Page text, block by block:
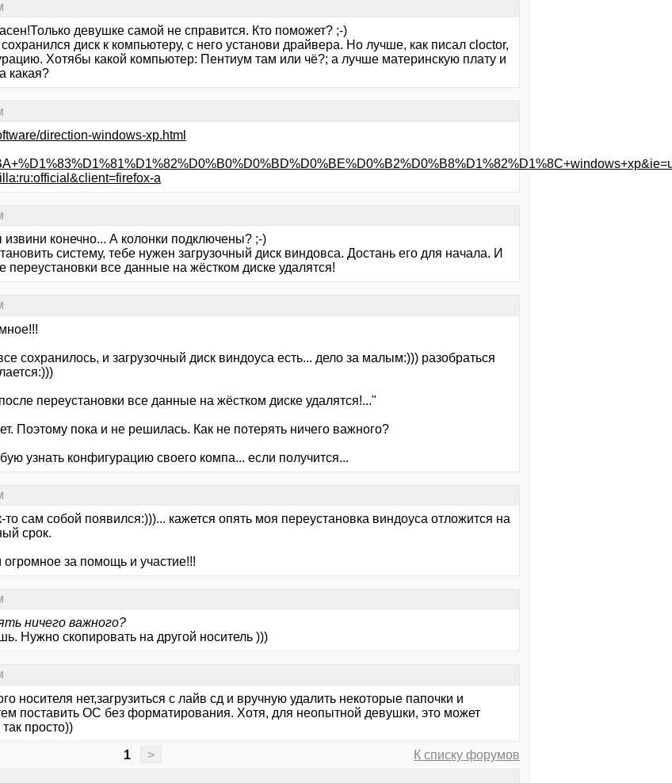
девушке самой не справится. Кто поможет? ;-)
диск к компьютеру, с него установи драйвера. Но лучше, как писал cloctor,
Хотябы какой компьютер: Пентиум там или чё?; а лучше материнскую плату и
какая?
direction-windows-xp.html
a
конечно... А колонки подключены? ;-)
систему, тебе нужен загрузочный диск виндовса. Достань его для начала. И
переустановки все данные на жёстком диске удалятся!
сохранилось, и загрузочный диск виндоуса есть... дело за малым:))) разобраться
переустановки все данные на жёстком диске удалятся!..."
Поэтому пока и не решилась. Как не потерять ничего важного?
узнать конфигурацию своего компа... если получится...
то сам собой появился:)))... кажется опять моя переустановка виндоуса отложится на
срок.
за помощь и участие!!!
ничего важного?
Нужно скопировать на другой носитель )))
носителя нет,загрузиться с лайв сд и вручную удалить некоторые папочки и
поставить ОС без форматирования. Хотя, для неопытной девушки, это может
просто))
1 >
К списку форумов